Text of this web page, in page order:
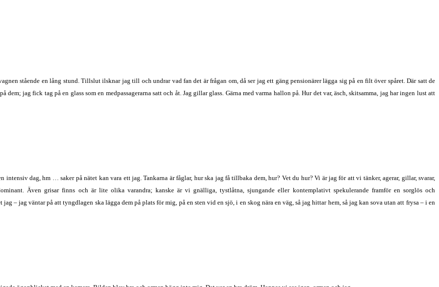
stående en lång stund. Tillslut ilsknar jag till och undrar vad fan det är frågan om, då ser jag ett gäng pensionärer lägga sig på en filt över spåret. Där satt de
dem; jag fick tag på en glass som en medpassagerarna satt och åt. Jag gillar glass. Gärna med varma hallon på. Hur det var, äsch, skitsamma, jag har ingen lust att
intensiv dag, hm … saker på nätet kan vara ett jag. Tankarna är fåglar, hur ska jag få tillbaka dem, hur? Vet du hur? Vi är jag för att vi tänker, agerar, gillar, svarar,
Även grisar finns och är lite olika varandra; kanske är vi gnälliga, tystlåtna, sjungande eller kontemplativt spekulerande framför en sorglös och
– jag väntar på att tyngdlagen ska lägga dem på plats för mig, på en sten vid en sjö, i en skog nära en väg, så jag hittar hem, så jag kan sova utan att frysa – i en